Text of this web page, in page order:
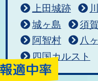
上田城跡
城ヶ島
須
阿智村
八
四国カルスト